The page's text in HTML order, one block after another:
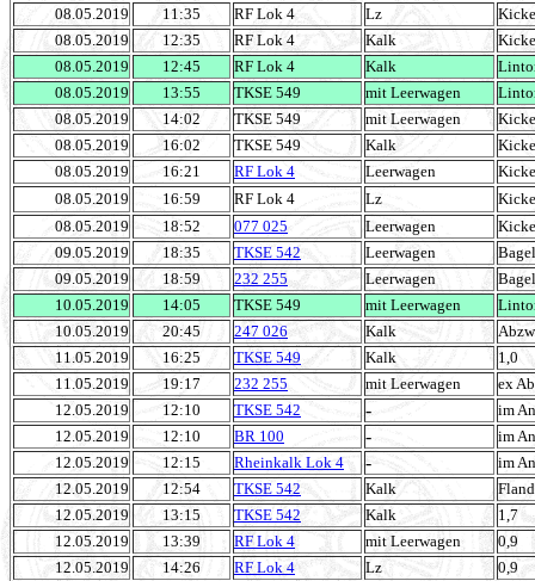
08.05.2019 11:35 RF Lok 4 Lz
08.05.2019
12:35 RF Lok 4 Kalk
08.05.2019
12:45 RF Lok 4 Kalk
08.05.2019
13:55 TKSE 549 mit Leerwagen
08.05.2019
14:02 TKSE 549 mit Leerwagen
08.05.2019
16:02 TKSE 549 Kalk
08.05.2019
16:21 RF Lok 4 Leerwagen
08.05.2019
16:59 RF Lok 4 Lz
08.05.2019
18:52 077 025 Leerwagen
09.05.2019
18:35 TKSE 542 Leerwagen
09.05.2019
18:59 232 255 Leerwagen
10.05.2019
14:05 TKSE 549 mit Leerwagen
10.05.2019
20:45 247 026 Kalk
11.05.2019
16:25 TKSE 549 Kalk
1,0
11.05.2019
19:17 232 255 mit Leerwagen
ex
12.05.2019
12:10 TKSE 542 -
im
12.05.2019
12:10 BR 100 -
im
12.05.2019
12:15 Rheinkalk Lok 4 -
im
12.05.2019
12:54 TKSE 542 Kalk
12.05.2019
13:15 TKSE 542 Kalk
1,7
12.05.2019
13:39 RF Lok 4 mit Leerwagen
0,9
12.05.2019
14:26 RF Lok 4 Lz
0,9